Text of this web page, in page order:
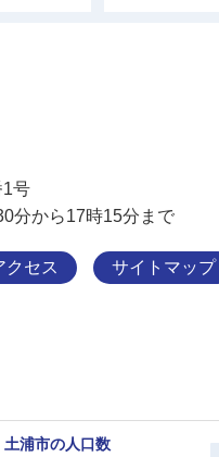
1号
から17時15分まで
クセス サイトマップ